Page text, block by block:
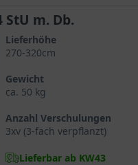
m. Db.
Lieferhöhe
270-320cm
Gewicht
ca. 50 kg
Anzahl Verschulungen
3xv (3-fach verpflanzt)
Lieferbar ab KW43